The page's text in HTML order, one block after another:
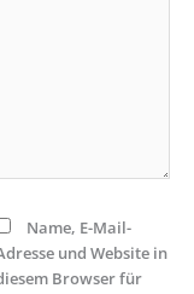
Name, E-Mail-
und Website in
Browser für